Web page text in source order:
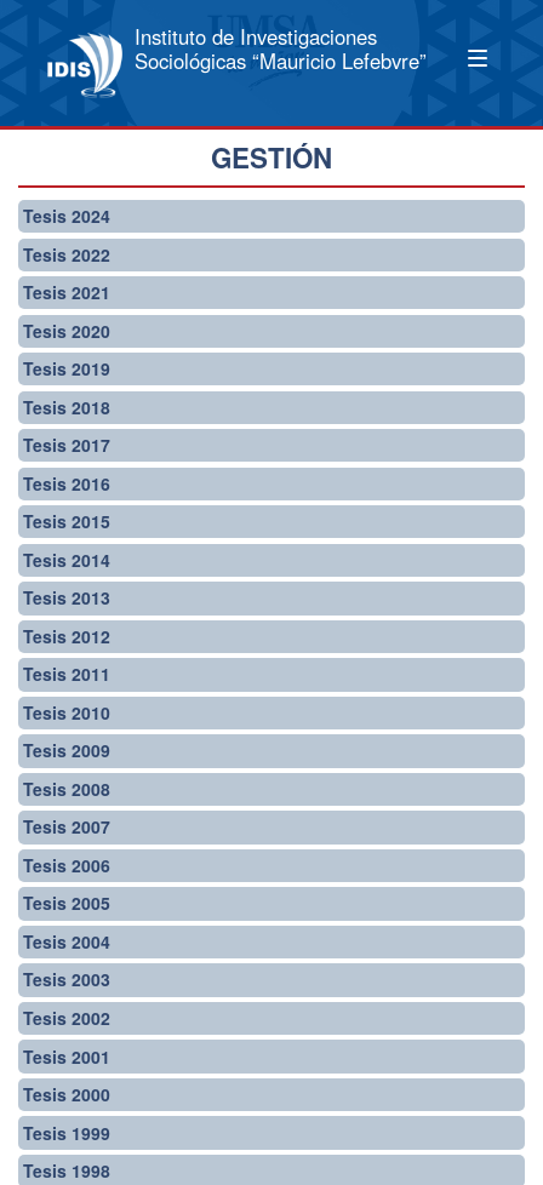
Instituto de Investigaciones
Sociológicas “Mauricio Lefebvre”
GESTIÓN
Tesis 2024
Tesis 2022
Tesis 2021
Tesis 2020
Tesis 2019
Tesis 2018
Tesis 2017
Tesis 2016
Tesis 2015
Tesis 2014
Tesis 2013
Tesis 2012
Tesis 2011
Tesis 2010
Tesis 2009
Tesis 2008
Tesis 2007
Tesis 2006
Tesis 2005
Tesis 2004
Tesis 2003
Tesis 2002
Tesis 2001
Tesis 2000
Tesis 1999
Tesis 1998